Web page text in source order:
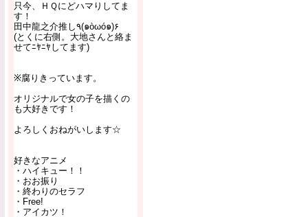
只今、ＨＱにどハマりしてま
す！
田中龍之介推し٩(๑òωó๑)۶
(とくに右側。大地さんと絡ま
せてﾆﾔﾆﾔしてます)
※腐りきっています。
オリジナルで女の子を描くの
も大好きです！
よろしくおねがいします☆
好きなアニメ
・ハイキュー！！
・おお振り
・終わりのセラフ
・Free!
・アイカツ！